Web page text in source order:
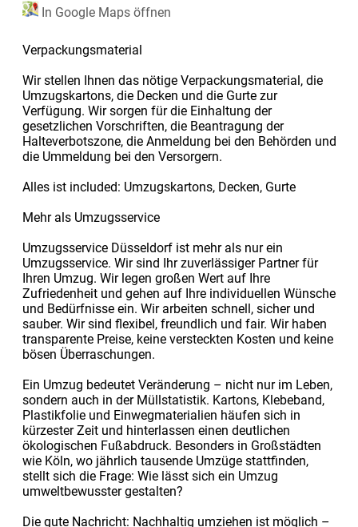
In Google Maps öffnen
Verpackungsmaterial
Wir stellen Ihnen das nötige Verpackungsmaterial, die
Umzugskartons, die Decken und die Gurte zur
Verfügung. Wir sorgen für die Einhaltung der
gesetzlichen Vorschriften, die Beantragung der
Halteverbotszone, die Anmeldung bei den Behörden und
die Ummeldung bei den Versorgern.
Alles ist included: Umzugskartons, Decken, Gurte
Mehr als Umzugsservice
Umzugsservice Düsseldorf ist mehr als nur ein
Umzugsservice. Wir sind Ihr zuverlässiger Partner für
Ihren Umzug. Wir legen großen Wert auf Ihre
Zufriedenheit und gehen auf Ihre individuellen Wünsche
und Bedürfnisse ein. Wir arbeiten schnell, sicher und
sauber. Wir sind flexibel, freundlich und fair. Wir haben
transparente Preise, keine versteckten Kosten und keine
bösen Überraschungen.
Ein Umzug bedeutet Veränderung – nicht nur im Leben,
sondern auch in der Müllstatistik. Kartons, Klebeband,
Plastikfolie und Einwegmaterialien häufen sich in
kürzester Zeit und hinterlassen einen deutlichen
ökologischen Fußabdruck. Besonders in Großstädten
wie Köln, wo jährlich tausende Umzüge stattfinden,
stellt sich die Frage: Wie lässt sich ein Umzug
umweltbewusster gestalten?
Die gute Nachricht: Nachhaltig umziehen ist möglich –